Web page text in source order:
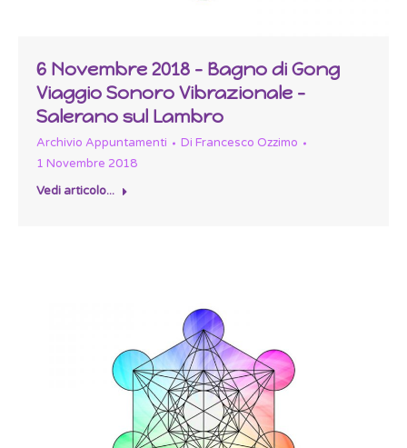
6 Novembre 2018 – Bagno di Gong
Viaggio Sonoro Vibrazionale –
Salerano sul Lambro
Archivio Appuntamenti Di Francesco Ozzimo
1 Novembre 2018
Vedi articolo...